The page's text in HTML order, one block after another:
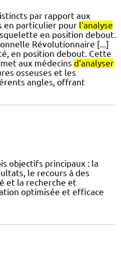
par rapport aux
en particulier pour l'analyse
en position debout.
Révolutionnaire [...]
en position debout. Cette
aux médecins d'analyser
osseuses et les
angles, offrant
objectifs principaux : la
le recours à des
et la recherche et
optimisée et efficace